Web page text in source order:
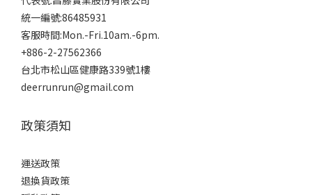
統一編號:86485931
客服時間:Mon.-Fri.10am.-6pm.
+886-2-27562366
台北市松山區健康路339號1樓
deerrunrun@gmail.com
政策須知
運送政策
退換貨政策